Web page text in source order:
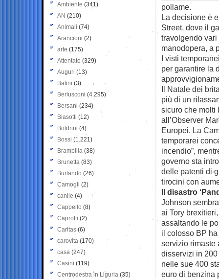
pollame.
La decisione è
Street, dove il
travolgendo
manodopera, a
I visti
per garantire la
Il Natale dei
più di un
sicuro che molti
all’Observer
Europei. La
temporarei
incendio”,
governo sta
delle patenti di
tirocini con
Il disastro
Johnson
ai Tory
assaltando le
il colosso BP
servizio rimaste
disservizi in
nelle sue 400
euro di benzina
Ambiente (341)
AN (210)
Animali (74)
Arancioni (2)
arte (175)
Attentato (329)
Auguri (13)
Batini (3)
Berlusconi (4.295)
Bersani (234)
Biasotti (12)
Boldrini (4)
Bossi (1.221)
Brambilla (38)
Brunetta (83)
Burlando (26)
Camogli (2)
canile (4)
Cappello (8)
Caprotti (2)
Caritas (6)
carovita (170)
casa (247)
Casini (119)
Centrodestra in Liguria (35)